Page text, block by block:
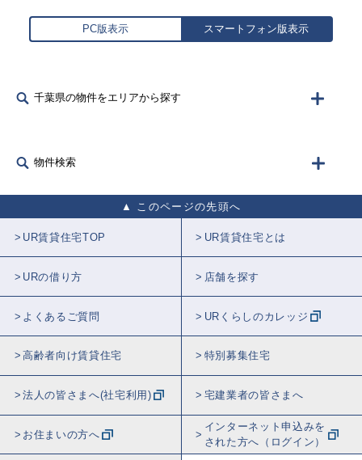
PC版表示 スマートフォン版表示
千葉県の物件をエリアから探す
物件検索
このページの先頭へ
UR賃貸住宅TOP UR賃貸住宅とは
URの借り方 店舗を探す
よくあるご質問 URくらしのカレッジ
高齢者向け賃貸住宅 特別募集住宅
法人の皆さまへ(社宅利用) 宅建業者の皆さまへ
お住まいの方へ
インターネット申込みを
された方へ（ログイン）